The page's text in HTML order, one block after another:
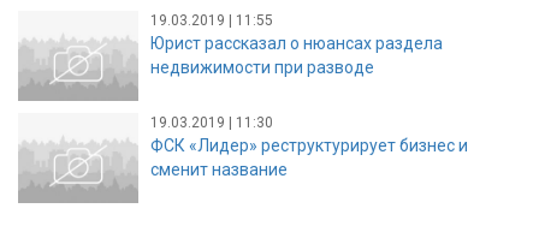
19.03.2019 | 11:55
Юрист рассказал о нюансах раздела
недвижимости при разводе
19.03.2019 | 11:30
ФСК «Лидер» реструктурирует бизнес и
сменит название